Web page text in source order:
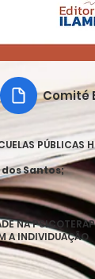
Comité
PÚBLICAS
Santos;
NA
A INDIVIDUAÇÃO